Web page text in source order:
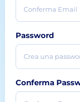
Password
Conferma